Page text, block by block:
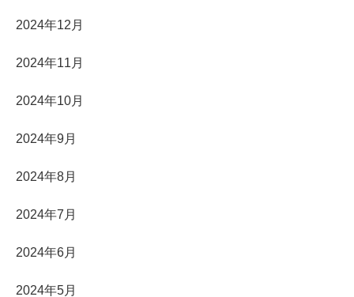
2024年12月
2024年11月
2024年10月
2024年9月
2024年8月
2024年7月
2024年6月
2024年5月